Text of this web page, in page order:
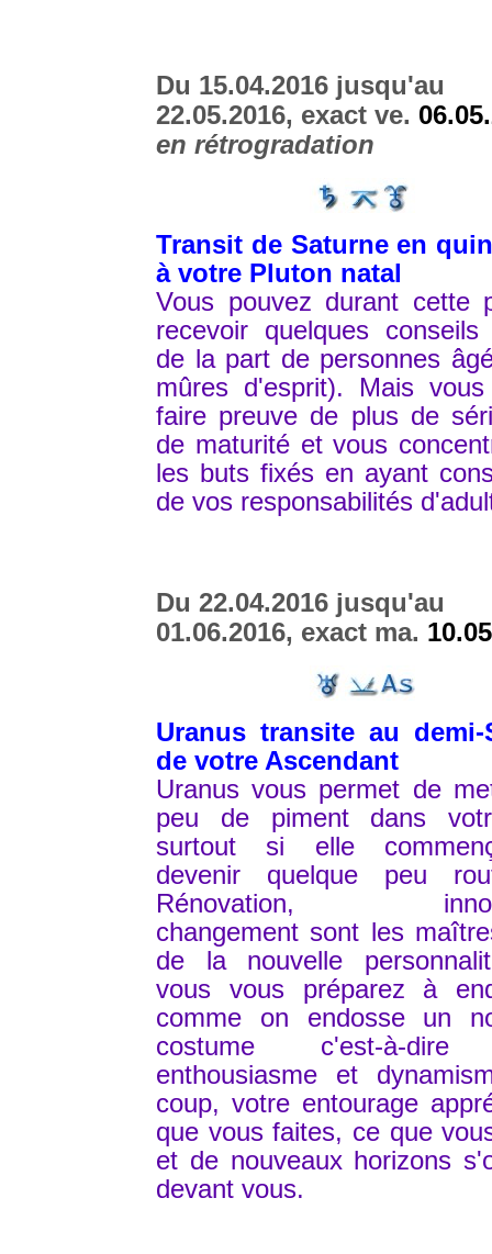
Du 15.04.2016 jusqu'au
22.05.2016, exact ve.
en rétrogradation
Transit de Saturne en
à votre Pluton natal
Vous pouvez durant cette
recevoir quelques conseils
de la part de personnes
mûres d'esprit). Mais
faire preuve de plus de
de maturité et vous
les buts fixés en ayant
de vos responsabilités
Du 22.04.2016 jusqu'au
01.06.2016, exact ma.
Uranus transite au demi-
de votre Ascendant
Uranus vous permet de
peu de piment dans
surtout si elle
devenir quelque peu
Rénovation,
changement sont les
de la nouvelle
vous vous préparez à
comme on endosse un
costume c'est-à-dire
enthousiasme et
coup, votre entourage
que vous faites, ce que
et de nouveaux horizons
devant vous.